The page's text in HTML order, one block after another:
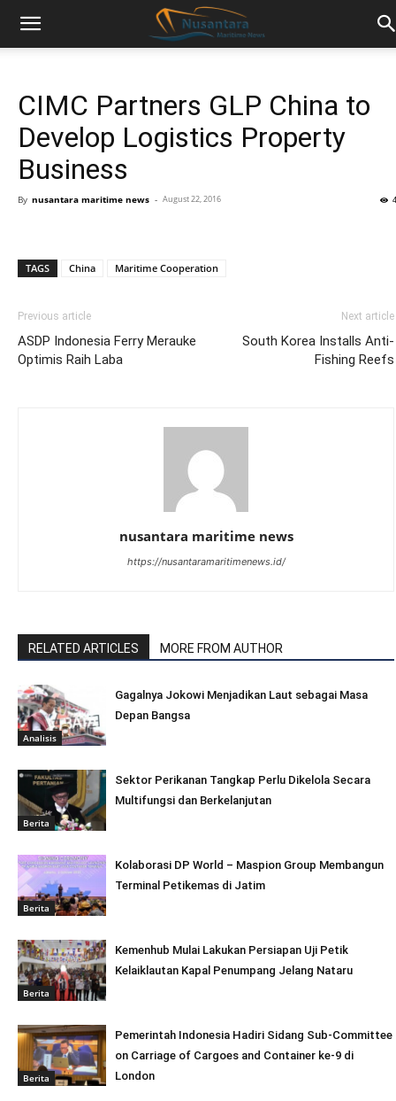
CIMC Partners GLP China to
Develop Logistics Property
Business
By nusantara maritime news - August 22, 2016
TAGS China Maritime Cooperation
Previous article
ASDP Indonesia Ferry Merauke
Optimis Raih Laba
Next article
South Korea Installs Anti-
Fishing Reefs
nusantara maritime news
https://nusantaramaritimenews.id/
RELATED ARTICLES MORE FROM AUTHOR
Analisis
Gagalnya Jokowi Menjadikan Laut sebagai Masa
Depan Bangsa
Berita
Sektor Perikanan Tangkap Perlu Dikelola Secara
Multifungsi dan Berkelanjutan
Berita
Kolaborasi DP World – Maspion Group Membangun
Terminal Petikemas di Jatim
Berita
Kemenhub Mulai Lakukan Persiapan Uji Petik
Kelaiklautan Kapal Penumpang Jelang Nataru
Berita
Pemerintah Indonesia Hadiri Sidang Sub-Committee
on Carriage of Cargoes and Container ke-9 di
London